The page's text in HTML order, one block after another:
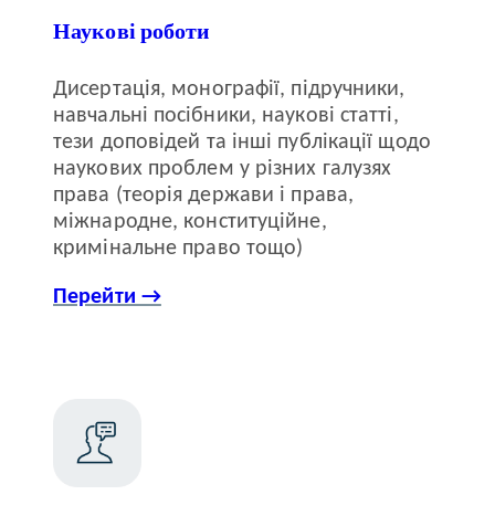
Наукові роботи
Дисертація, монографії, підручники,
навчальні посібники, наукові статті,
тези доповідей та інші публікації щодо
наукових проблем у різних галузях
права (теорія держави і права,
міжнародне, конституційне,
кримінальне право тощо)
Перейти →